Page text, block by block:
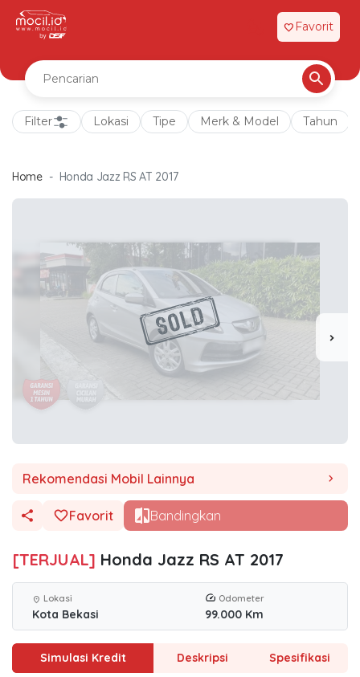
favorite Favorit
Filter Lokasi Tipe Merk & Model Tahun
Home Honda Jazz RS AT 2017
chevron_right
Rekomendasi Mobil Lainnya chevron_right
Favorit Bandingkan
[TERJUAL] Honda Jazz RS AT 2017
location_on Lokasi
Kota Bekasi
Odometer
99.000 Km
Simulasi Kredit Deskripsi Spesifikasi